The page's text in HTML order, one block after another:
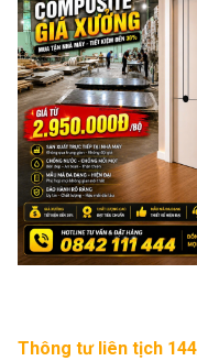
Thông tư liên tịch